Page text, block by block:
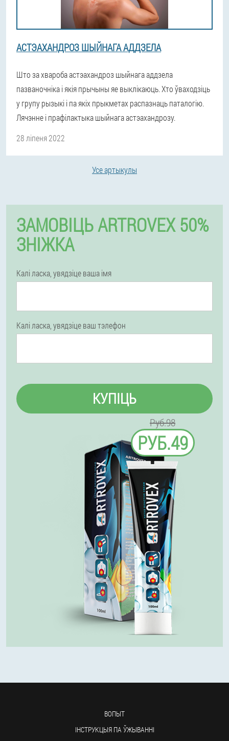
АСТЭАХАНДРОЗ ШЫЙНАГА АДДЗЕЛА
Што за хвароба астэахандроз шыйнага аддзела
пазваночніка і якія прычыны яе выклікаюць. Хто ўваходзіць
у групу рызыкі і па якіх прыкметах распазнаць паталогію.
Лячэнне і прафілактыка шыйнага астэахандрозу.
28 ліпеня 2022
Усе артыкулы
ЗАМОВІЦЬ ARTROVEX 50%
ЗНІЖКА
Калі ласка, увядзіце ваша імя
Калі ласка, увядзіце ваш тэлефон
КУПІЦЬ
Руб.98
РУБ.49
ВОПЫТ
ІНСТРУКЦЫЯ ПА ЎЖЫВАННІ